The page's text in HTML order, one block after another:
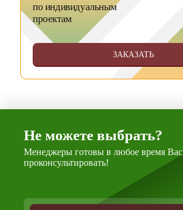
по индивидуальным
проектам
ЗАКАЗАТЬ
Не можете выбрать?
Менеджеры готовы в любое время Вас
проконсультировать!